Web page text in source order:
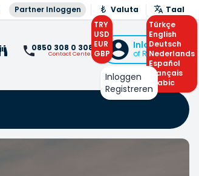
Partner Inloggen
Valuta
TRY
USD
EUR
GBP
Taal
Türkçe
English
Deutsch
Nederlands
Español
Français
Arabic
0850 308 0 308
Contact Center
Inloggen
of Registreren
Inloggen
Registreren